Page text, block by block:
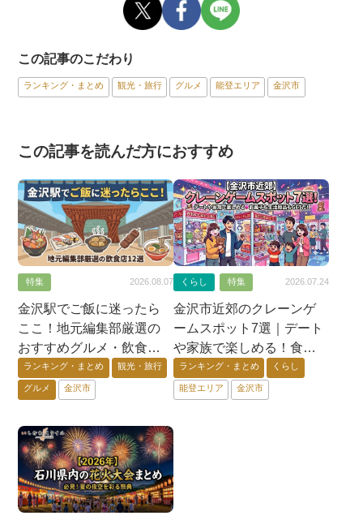
この記事のこだわり
ランキング・まとめ 観光・旅行 グルメ 能登エリア 金沢市
この記事を読んだ方におすすめ
特集 2026.08.07
金沢駅でご飯に迷ったら
ここ！地元編集部厳選の
おすすめグルメ・飲食店
12選【ランチ・ディナー
対応】
ランキング・まとめ 観光・旅行
グルメ 金沢市
くらし 特集 2026.07.24
金沢市近郊のクレーンゲ
ームスポット7選｜デート
や家族で楽しめる！食
品・日用品まで獲れるゲ
ームセンター特集
ランキング・まとめ くらし
能登エリア 金沢市